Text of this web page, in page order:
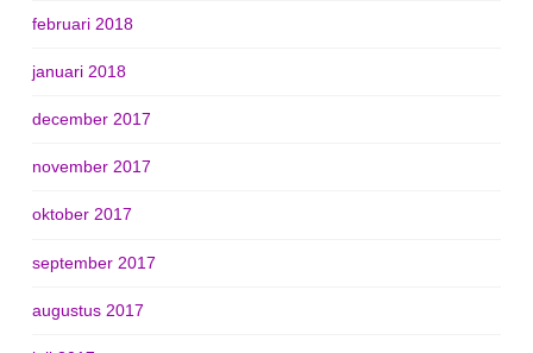
februari 2018
januari 2018
december 2017
november 2017
oktober 2017
september 2017
augustus 2017